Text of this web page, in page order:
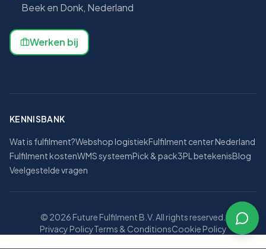
Beek en Donk, Nederland
Werken bij
KENNISBANK
Wat is fulfilment?Webshop logistiekFulfilment center Nederland
Fulfilment kostenWMS systeemPick & pack3PL betekenisBlog
Veelgestelde vragen
© 2026 Future Fulfilment B.V. All rights reserved.
Privacy PolicyTerms & ConditionsCookie Policy